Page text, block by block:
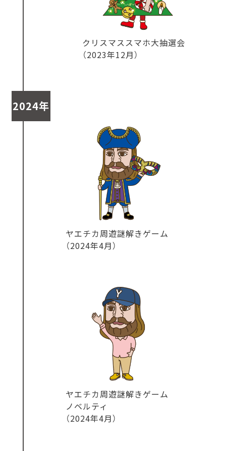
クリスマススマホ大抽選会
（2023年12月）
2024年
ヤエチカ周遊謎解きゲーム
（2024年4月）
ヤエチカ周遊謎解きゲーム
ノベルティ
（2024年4月）